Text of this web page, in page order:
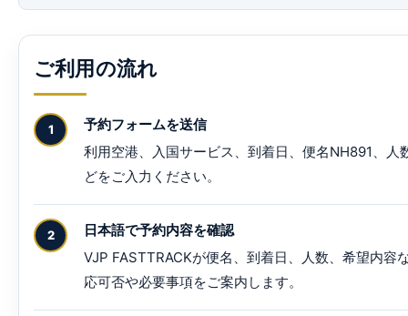
ご利用の流れ
予約フォームを送信
利用空港、入国サービス、到着日、便名NH891、人
どをご入力ください。
日本語で予約内容を確認
VJP FASTTRACKが便名、到着日、人数、希望内容
応可否や必要事項をご案内します。